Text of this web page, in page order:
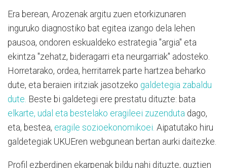
Era berean, Arozenak argitu zuen etorkizunaren
inguruko diagnostiko bat egitea izango dela lehen
pausoa, ondoren eskualdeko estrategia "argia" eta
ekintza "zehatz, bideragarri eta neurgarriak" adosteko.
Horretarako, ordea, herritarrek parte hartzea beharko
dute, eta beraien iritziak jasotzeko galdetegia zabaldu
dute. Beste bi galdetegi ere prestatu dituzte: bata
elkarte, udal eta bestelako eragileei zuzenduta dago,
eta, bestea, eragile sozioekonomikoei. Aipatutako hiru
galdetegiak UKUEren webgunean bertan aurki daitezke.
Profil ezberdinen ekarpenak bildu nahi dituzte, guztien